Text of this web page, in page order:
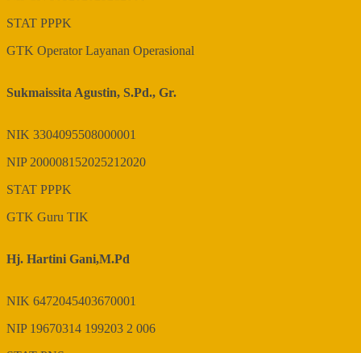
STAT PPPK
GTK Operator Layanan Operasional
Sukmaissita Agustin, S.Pd., Gr.
NIK 3304095508000001
NIP 200008152025212020
STAT PPPK
GTK Guru TIK
Hj. Hartini Gani,M.Pd
NIK 6472045403670001
NIP 19670314 199203 2 006